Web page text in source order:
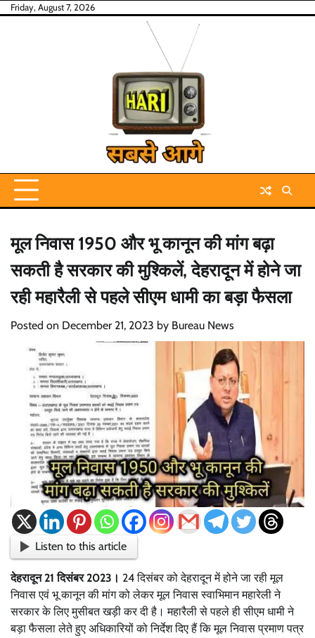
SkipFriday, August 7, 2026
मूल निवास 1950 और भू कानून की मांग बढ़ा
सकती है सरकार की मुश्किलें, देहरादून में होने जा
रही महारैली से पहले सीएम धामी का बड़ा फैसला
Posted on December 21, 2023 by Bureau News
Listen to this article
देहरादून 21 दिसंबर 2023। 24 दिसंबर को देहरादून में होने जा रही मूल
निवास एवं भू कानून की मांग को लेकर मूल निवास स्वाभिमान महारेली ने
सरकार के लिए मुसीबत खड़ी कर दी है। महारैली से पहले ही सीएम धामी ने
बड़ा फैसला लेते हुए अधिकारियों को निर्देश दिए हैं कि मूल निवास प्रमाण पत्र